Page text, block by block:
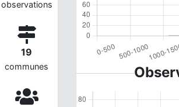
observations
19
communes